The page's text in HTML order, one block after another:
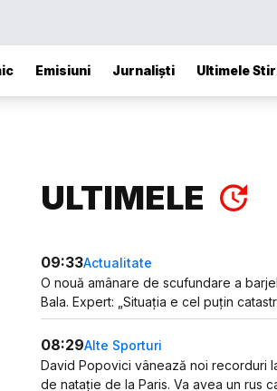
Emisiuni Jurnaliști Ultimele
ULTIMELE
09:33Actualitate
O nouă amânare de scufundare a
Bala. Expert: „Situația e cel puțin
08:29Alte Sporturi
David Popovici vânează noi recorduri
de natație de la Paris. Va avea un rus